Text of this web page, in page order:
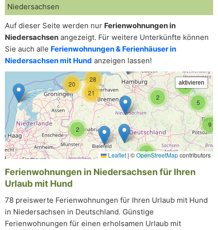
Niedersachsen
Auf dieser Seite werden nur Ferienwohnungen in
Niedersachsen angezeigt. Für weitere Unterkünfte können
Sie auch alle Ferienwohnungen & Ferienhäuser in
Niedersachsen mit Hund anzeigen lassen!
5
9
4
2
20
28
21
2
8
Leaflet | ©OpenStreetMapcontributors
Ferienwohnungen in Niedersachsen für Ihren
Urlaub mit Hund
78 preiswerte Ferienwohnungen für Ihren Urlaub mit Hund
in Niedersachsen in Deutschland. Günstige
Ferienwohnungen für einen erholsamen Urlaub mit